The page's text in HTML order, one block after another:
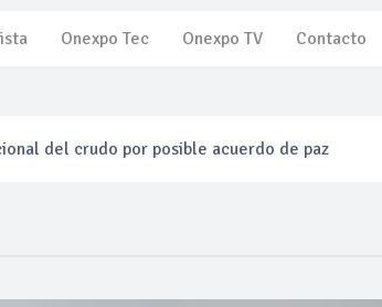
Onexpo Tec Onexpo TV Contacto
del crudo por posible acuerdo de paz